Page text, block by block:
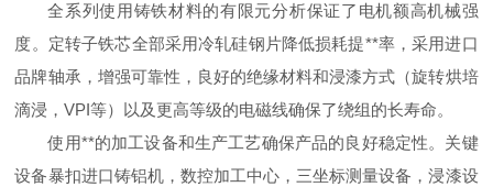
全系列使用铸铁材料的有限元分析保证了电机额高机械强
度。定转子铁芯全部采用冷轧硅钢片降低损耗提**率，采用进口
品牌轴承，增强可靠性，良好的绝缘材料和浸漆方式（旋转烘培
滴浸，VPI等）以及更高等级的电磁线确保了绕组的长寿命。
使用**的加工设备和生产工艺确保产品的良好稳定性。关键
设备暴扣进口铸铝机，数控加工中心，三坐标测量设备，浸漆设